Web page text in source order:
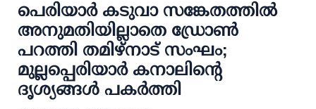
പെരിയാര്‍ കടുവാ സങ്കേതത്തില്‍
അനുമതിയില്ലാതെ ഡ്രോണ്‍
പറത്തി തമിഴ്നാട് സംഘം;
മുല്ലപ്പെരിയാര്‍ കനാലിന്റെ
ദൃശ്യങ്ങള്‍ പകര്‍ത്തി